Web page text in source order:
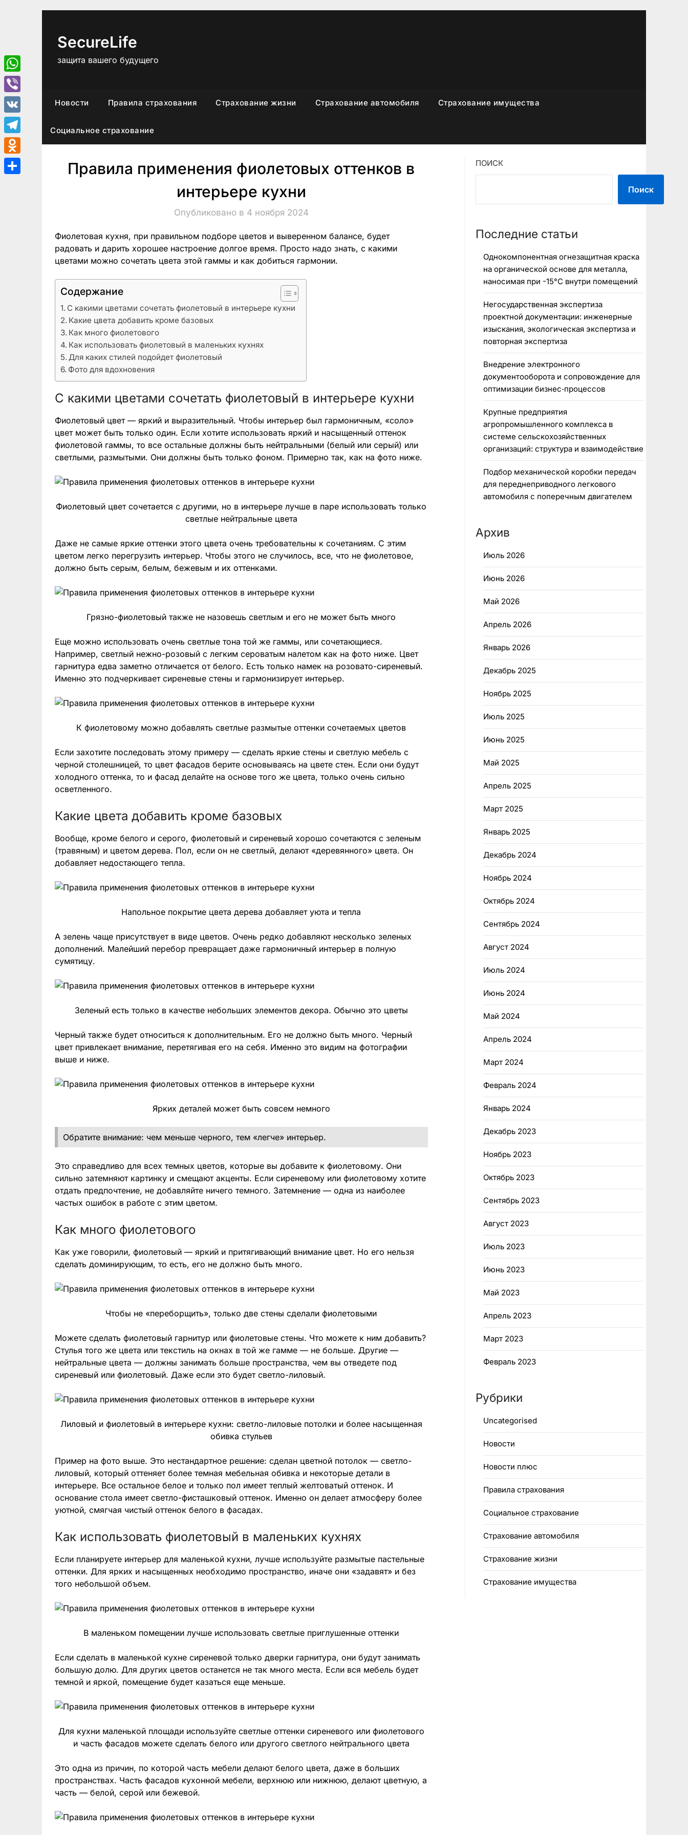
SecureLife
защита вашего будущего
Новости Правила страхования Страхование жизни Страхование автомобиля Страхование имущества
Социальное страхование
Правила применения фиолетовых оттенков в
интерьере кухни
Опубликовано в 4 ноября 2024
Фиолетовая кухня, при правильном подборе цветов и выверенном балансе, будет
радовать и дарить хорошее настроение долгое время. Просто надо знать, с какими
цветами можно сочетать цвета этой гаммы и как добиться гармонии.
Содержание
C какими цветами сочетать фиолетовый в интерьере кухни
Какие цвета добавить кроме базовых
Как много фиолетового
Как использовать фиолетовый в маленьких кухнях
Для каких стилей подойдет фиолетовый
Фото для вдохновения
C какими цветами сочетать фиолетовый в интерьере кухни
Фиолетовый цвет — яркий и выразительный. Чтобы интерьер был гармоничным, «соло»
цвет может быть только один. Если хотите использовать яркий и насыщенный оттенок
фиолетовой гаммы, то все остальные должны быть нейтральными (белый или серый) или
светлыми, размытыми. Они должны быть только фоном. Примерно так, как на фото ниже.
Фиолетовый цвет сочетается с другими, но в интерьере лучше в паре использовать только
светлые нейтральные цвета
Даже не самые яркие оттенки этого цвета очень требовательны к сочетаниям. С этим
цветом легко перегрузить интерьер. Чтобы этого не случилось, все, что не фиолетовое,
должно быть серым, белым, бежевым и их оттенками.
Грязно-фиолетовый также не назовешь светлым и его не может быть много
Еще можно использовать очень светлые тона той же гаммы, или сочетающиеся.
Например, светлый нежно-розовый с легким сероватым налетом как на фото ниже. Цвет
гарнитура едва заметно отличается от белого. Есть только намек на розовато-сиреневый.
Именно это подчеркивает сиреневые стены и гармонизирует интерьер.
К фиолетовому можно добавлять светлые размытые оттенки сочетаемых цветов
Если захотите последовать этому примеру — сделать яркие стены и светлую мебель с
черной столешницей, то цвет фасадов берите основываясь на цвете стен. Если они будут
холодного оттенка, то и фасад делайте на основе того же цвета, только очень сильно
осветленного.
Какие цвета добавить кроме базовых
Вообще, кроме белого и серого, фиолетовый и сиреневый хорошо сочетаются с зеленым
(травяным) и цветом дерева. Пол, если он не светлый, делают «деревянного» цвета. Он
добавляет недостающего тепла.
Напольное покрытие цвета дерева добавляет уюта и тепла
А зелень чаще присутствует в виде цветов. Очень редко добавляют несколько зеленых
дополнений. Малейший перебор превращает даже гармоничный интерьер в полную
сумятицу.
Зеленый есть только в качестве небольших элементов декора. Обычно это цветы
Черный также будет относиться к дополнительным. Его не должно быть много. Черный
цвет привлекает внимание, перетягивая его на себя. Именно это видим на фотографии
выше и ниже.
Ярких деталей может быть совсем немного
Обратите внимание: чем меньше черного, тем «легче» интерьер.
Это справедливо для всех темных цветов, которые вы добавите к фиолетовому. Они
сильно затемняют картинку и смещают акценты. Если сиреневому или фиолетовому хотите
отдать предпочтение, не добавляйте ничего темного. Затемнение — одна из наиболее
частых ошибок в работе с этим цветом.
Как много фиолетового
Как уже говорили, фиолетовый — яркий и притягивающий внимание цвет. Но его нельзя
сделать доминирующим, то есть, его не должно быть много.
Чтобы не «переборщить», только две стены сделали фиолетовыми
Можете сделать фиолетовый гарнитур или фиолетовые стены. Что можете к ним добавить?
Стулья того же цвета или текстиль на окнах в той же гамме — не больше. Другие —
нейтральные цвета — должны занимать больше пространства, чем вы отведете под
сиреневый или фиолетовый. Даже если это будет светло-лиловый.
Лиловый и фиолетовый в интерьере кухни: светло-лиловые потолки и более насыщенная
обивка стульев
Пример на фото выше. Это нестандартное решение: сделан цветной потолок — светло-
лиловый, который оттеняет более темная мебельная обивка и некоторые детали в
интерьере. Все остальное белое и только пол имеет теплый желтоватый оттенок. И
основание стола имеет светло-фисташковый оттенок. Именно он делает атмосферу более
уютной, смягчая чистый оттенок белого в фасадах.
Как использовать фиолетовый в маленьких кухнях
Если планируете интерьер для маленькой кухни, лучше используйте размытые пастельные
оттенки. Для ярких и насыщенных необходимо пространство, иначе они «задавят» и без
того небольшой объем.
В маленьком помещении лучше использовать светлые приглушенные оттенки
Если сделать в маленькой кухне сиреневой только дверки гарнитура, они будут занимать
большую долю. Для других цветов останется не так много места. Если вся мебель будет
темной и яркой, помещение будет казаться еще меньше.
Для кухни маленькой площади используйте светлые оттенки сиреневого или фиолетового
и часть фасадов можете сделать белого или другого светлого нейтрального цвета
Это одна из причин, по которой часть мебели делают белого цвета, даже в больших
пространствах. Часть фасадов кухонной мебели, верхнюю или нижнюю, делают цветную, а
часть — белой, серой или бежевой.
ПОИСК
Поиск
Последние статьи
Однокомпонентная огнезащитная краска
на органической основе для металла,
наносимая при -15°C внутри помещений
Негосударственная экспертиза
проектной документации: инженерные
изыскания, экологическая экспертиза и
повторная экспертиза
Внедрение электронного
документооборота и сопровождение для
оптимизации бизнес‑процессов
Крупные предприятия
агропромышленного комплекса в
системе сельскохозяйственных
организаций: структура и взаимодействие
Подбор механической коробки передач
для переднеприводного легкового
автомобиля с поперечным двигателем
Архив
Июль 2026
Июнь 2026
Май 2026
Апрель 2026
Январь 2026
Декабрь 2025
Ноябрь 2025
Июль 2025
Июнь 2025
Май 2025
Апрель 2025
Март 2025
Январь 2025
Декабрь 2024
Ноябрь 2024
Октябрь 2024
Сентябрь 2024
Август 2024
Июль 2024
Июнь 2024
Май 2024
Апрель 2024
Март 2024
Февраль 2024
Январь 2024
Декабрь 2023
Ноябрь 2023
Октябрь 2023
Сентябрь 2023
Август 2023
Июль 2023
Июнь 2023
Май 2023
Апрель 2023
Март 2023
Февраль 2023
Рубрики
Uncategorised
Новости
Новости плюс
Правила страхования
Социальное страхование
Страхование автомобиля
Страхование жизни
Страхование имущества
WhatsApp
Viber
VK
Telegram
Odnoklassniki